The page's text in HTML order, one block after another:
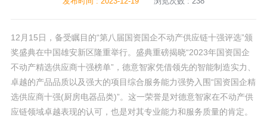
12月15日，备受瞩目的“第八届国资国企不动产供应链十强评选”颁
奖盛典在中国雄安新区隆重举行。盛典重磅揭晓“2023年国资国企
不动产精选供应商十强榜单”，德意智家凭借领先的智能制造实力、
卓越的产品品质以及强大的项目综合服务能力强势入围“国资国企精
选供应商十强(厨房电器品类)”。这一荣誉是对德意智家在不动产供
应链领域卓越表现的认可，也是对其专业能力和服务质量的肯定。